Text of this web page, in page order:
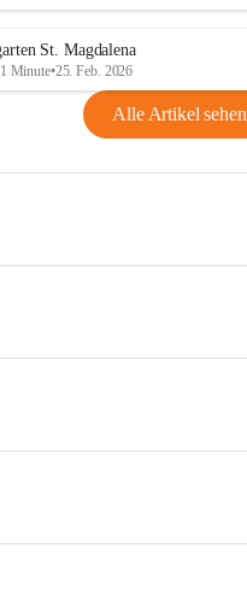
St. Magdalena
Minute•25. Feb. 2026
Alle Artikel sehen